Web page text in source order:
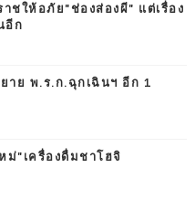
ชให้อภัย"ช่องส่องผี" แต่เรื่อง
อีก
าย พ.ร.ก.ฉุกเฉินฯ อีก 1
ม่"เครื่องดื่มชาโฮจิ